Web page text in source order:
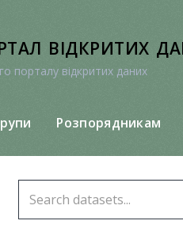
відкритих
порталу відкритих даних
Розпорядникам